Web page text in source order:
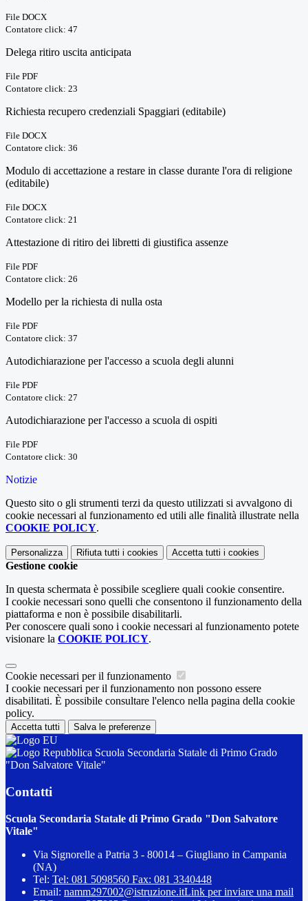
File DOCX
Contatore click: 47
Delega ritiro uscita anticipata
File PDF
Contatore click: 23
Richiesta recupero credenziali Spaggiari (editabile)
File DOCX
Contatore click: 36
Modulo di accettazione a restare in classe durante l'ora di religione
(editabile)
File DOCX
Contatore click: 21
Attestazione di ritiro dei libretti di giustifica assenze
File PDF
Contatore click: 26
Modello per la richiesta di nulla osta
File PDF
Contatore click: 37
Autodichiarazione per l'accesso a scuola degli alunni
File PDF
Contatore click: 27
Autodichiarazione per l'accesso a scuola di ospiti
File PDF
Contatore click: 30
Notizie
Questo sito o gli strumenti terzi da questo utilizzati si avvalgono di
cookie necessari al funzionamento ed utili alle finalità illustrate nella
COOKIE POLICY.
Personalizza Rifiuta tutti i cookies Accetta tutti i cookies
Gestione cookie
In questa schermata è possibile scegliere quali cookie consentire.
I cookie necessari sono quelli che consentono il funzionamento della
piattaforma e non è possibile disabilitarli.
Per conoscere quali sono i cookie necessari al funzionamento potete
visionare la COOKIE POLICY.
Cookie necessari per il funzionamento
I cookie necessari per il funzionamento non possono essere
disabilitati. È possibile consultare l'elenco nella pagina della cookie
policy.
Accetta tutti Salva le preferenze
Scuola Secondaria Statale di Primo Grado
"Don Salvatore Vitale"
Contatti
Scuola Secondaria Statale di Primo Grado "Don Salvatore
Vitale"
Via Signorelle a Patria 3 - 80014 – Giugliano in Campania
(NA)
Tel: Tel: 081 5098560 Fax: 081 3340448
Email: namm297002@istruzione.itLink per inviare una mail